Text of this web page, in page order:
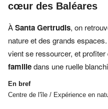
cœur des Baléares
ÀSanta Gertrudis, on
nature et des grands
vient se ressourcer, et profiter
familledans une ruelle
En bref
Centre de l'île / Expérience en